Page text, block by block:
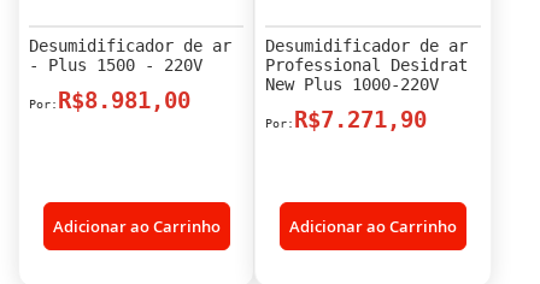
Desumidificador de ar
- Plus 1500 - 220V
R$8.981,00
Adicionar ao Carrinho
Desumidificador de ar
Professional Desidrat
New Plus 1000-220V
R$7.271,90
Adicionar ao Carrinho